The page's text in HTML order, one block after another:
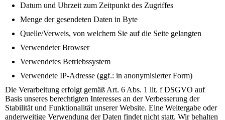
Datum und Uhrzeit zum Zeitpunkt des Zugriffes
Menge der gesendeten Daten in Byte
Quelle/Verweis, von welchem Sie auf die Seite gelangten
Verwendeter Browser
Verwendetes Betriebssystem
Verwendete IP-Adresse (ggf.: in anonymisierter Form)
Die Verarbeitung erfolgt gemäß Art. 6 Abs. 1 lit. f DSGVO auf
Basis unseres berechtigten Interesses an der Verbesserung der
Stabilität und Funktionalität unserer Website. Eine Weitergabe oder
anderweitige Verwendung der Daten findet nicht statt. Wir behalten